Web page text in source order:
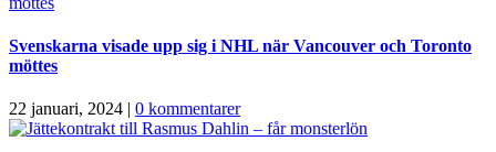
Svenskarna visade upp sig i NHL när Vancouver och Toronto
möttes
22 januari, 2024 0 kommentarer